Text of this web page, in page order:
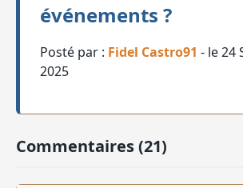
événements ?
Posté par : Fidel Castro91 - le 24
2025
Commentaires (21)